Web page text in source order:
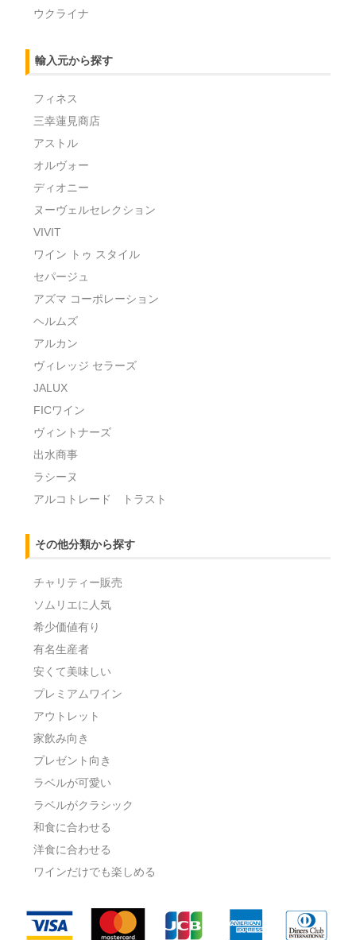
ウクライナ
輸入元から探す
フィネス
三幸蓮見商店
アストル
オルヴォー
ディオニー
ヌーヴェルセレクション
VIVIT
ワイン トゥ スタイル
セパージュ
アズマ コーポレーション
ヘルムズ
アルカン
ヴィレッジ セラーズ
JALUX
FICワイン
ヴィントナーズ
出水商事
ラシーヌ
アルコトレード トラスト
その他分類から探す
チャリティー販売
ソムリエに人気
希少価値有り
有名生産者
安くて美味しい
プレミアムワイン
アウトレット
家飲み向き
プレゼント向き
ラベルが可愛い
ラベルがクラシック
和食に合わせる
洋食に合わせる
ワインだけでも楽しめる